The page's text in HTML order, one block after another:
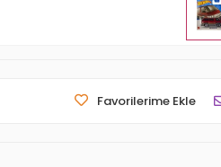
Favorilerime Ekle